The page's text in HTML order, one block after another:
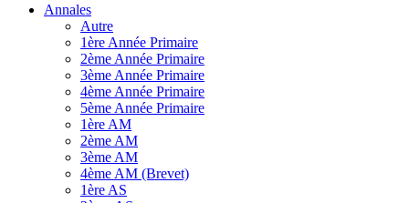
Annales
Autre
1ère Année Primaire
2ème Année Primaire
3ème Année Primaire
4ème Année Primaire
5ème Année Primaire
1ère AM
2ème AM
3ème AM
4ème AM (Brevet)
1ère AS